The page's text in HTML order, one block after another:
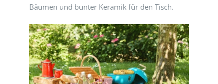
Bäumen und bunter Keramik für den Tisch.